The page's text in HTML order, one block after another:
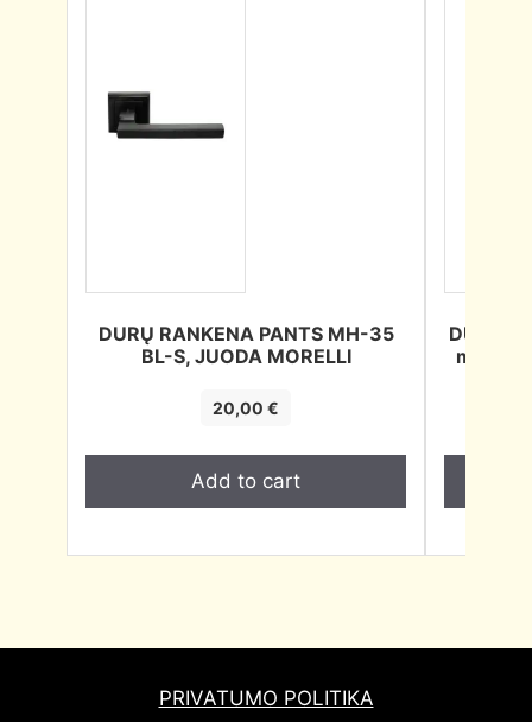
DURŲ RANKENA PANTS MH-35
BL-S, JUODA MORELLI
20,00€
Add to cart
DURŲ
matinis
PRIVATUMO POLITIKA